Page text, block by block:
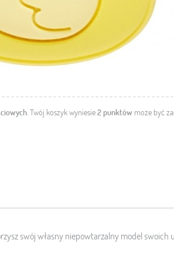
. Twój koszyk wyniesie2punktów może być
swój własny niepowtarzalny model swoich